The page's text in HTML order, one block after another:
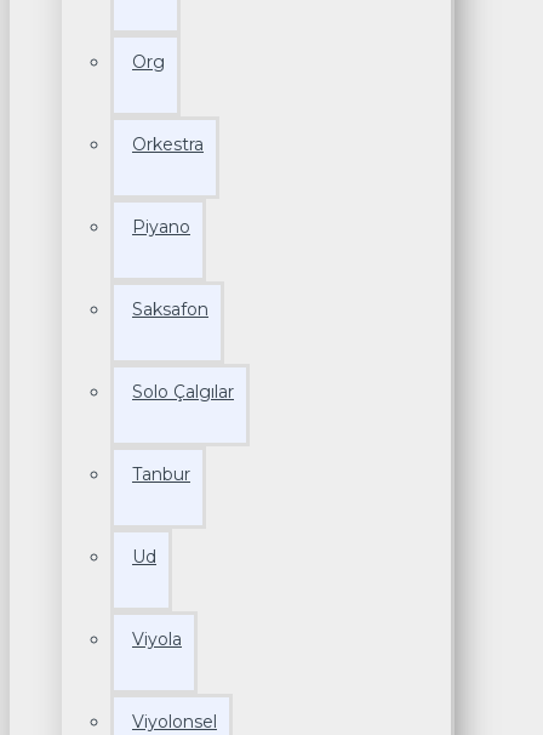
Org
Orkestra
Piyano
Saksafon
Solo Çalgılar
Tanbur
Ud
Viyola
Viyolonsel